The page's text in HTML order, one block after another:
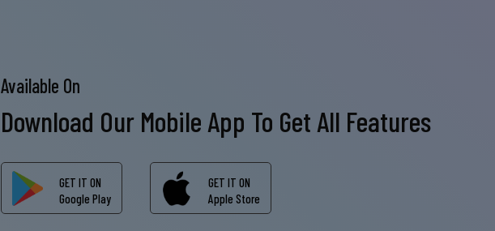
Available On
Download Our Mobile App To Get All Features
GET IT ON
Google Play
GET IT ON
Apple Store